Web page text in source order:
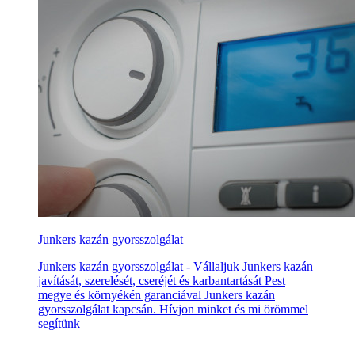
Junkers kazán gyorsszolgálat
Junkers kazán gyorsszolgálat - Vállaljuk Junkers kazán
javítását, szerelését, cseréjét és karbantartását Pest
megye és környékén garanciával Junkers kazán
gyorsszolgálat kapcsán. Hívjon minket és mi örömmel
segítünk